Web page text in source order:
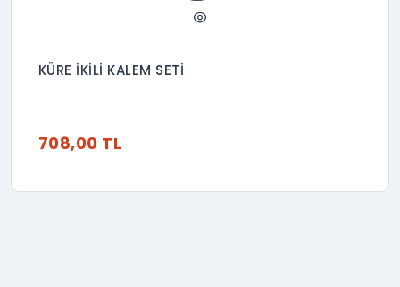
KÜRE İKİLİ KALEM SETİ
708,00 TL